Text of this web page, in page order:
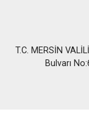
T.C. MERSİN
Bulvarı